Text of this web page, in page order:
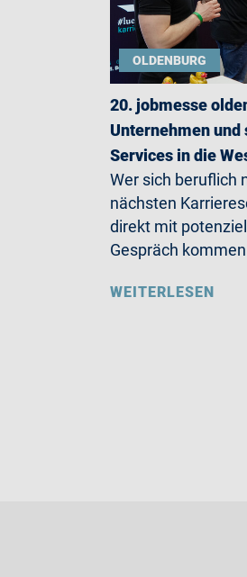
OLDENBURG
20. jobmesse
Unternehmen
Services in die
Wer sich beruflich
nächsten
direkt mit
Gespräch
WEITERLESEN